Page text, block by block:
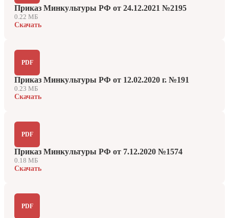
Приказ Минкультуры РФ от 24.12.2021 №2195
0.22 МБ
Скачать
PDF
Приказ Минкультуры РФ от 12.02.2020 г. №191
0.23 МБ
Скачать
PDF
Приказ Минкультуры РФ от 7.12.2020 №1574
0.18 МБ
Скачать
PDF